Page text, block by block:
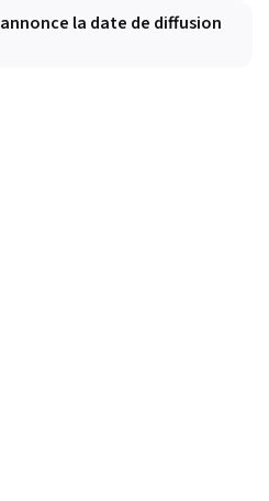
la date de diffusion